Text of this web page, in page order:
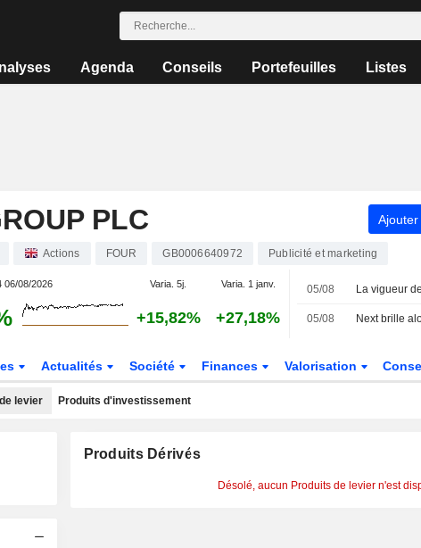
Agenda Conseils Portefeuilles Listes
PLC
Actions FOUR GB0006640972 Publicité et marketing
06/08/2026 Varia. 5j. Varia. 1 janv.
+15,82% +27,18%
05/08
05/08
Actualités Société Finances Valorisation
levier Produits d'investissement
Produits Dérivés
Désolé, aucun Produits de levier n'est